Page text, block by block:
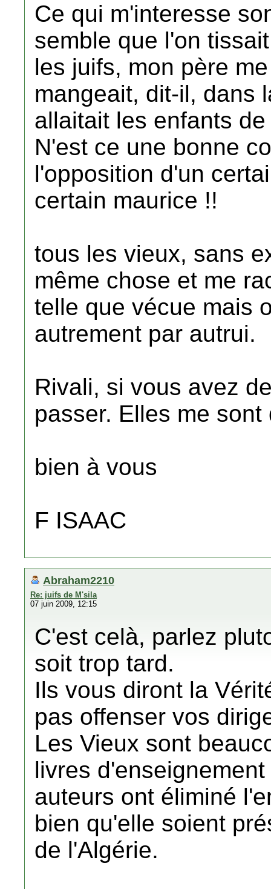
Ce qui m'interesse
semble que l'on
les juifs, mon père
mangeait, dit-il, dans
allaitait les enfants
N'est ce une bonne
l'opposition d'un
certain maurice !!
tous les vieux, sans
même chose et me
telle que vécue mais
autrement par autrui.
Rivali, si vous avez
passer. Elles me sont
bien à vous
F ISAAC
Abraham2210
Re: juifs de M'sila
07 juin 2009, 12:15
C'est celà, parlez
soit trop tard.
Ils vous diront la
pas offenser vos
Les Vieux sont
livres
auteurs ont éliminé
bien qu'elle soient
de l'Algérie.